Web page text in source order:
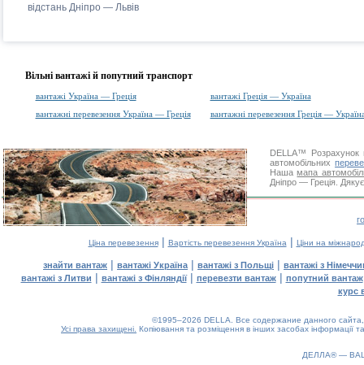
відстань Дніпро — Львів
Вільні вантажі й попутний транспорт
вантажі Україна — Греція
вантажі Греція — Україна
вантажні перевезення Україна — Греція
вантажні перевезення Греція —
DELLA™
Розрахунок
автомобільних
Нашамапа
Дніпро — Греція.
Ціна перевезення| Вартість перевезення Україна | Ціни на
знайти вантаж | вантажі Україна | вантажі з Польщі | вантажі з
вантажі з Литви | вантажі з Фінляндії| перевезти вантаж| попутний вантаж
курс
©1995–2026 DELLA. Все содержание данного
Усі права захищені. Копіювання та розміщення в інших засобах інформації
ДЕЛЛА® —